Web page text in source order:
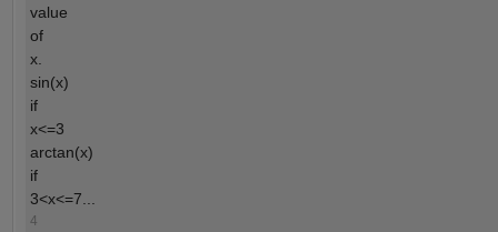
value
of
x.
sin(x)
if
x<=3
arctan(x)
if
3<x<=7...
4